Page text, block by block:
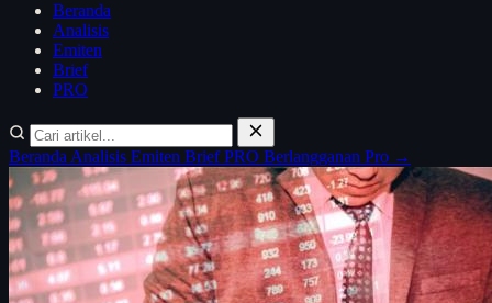
Beranda
Analisis
Emiten
Brief
PRO
Beranda Analisis Emiten BriefPRO Berlangganan Pro →